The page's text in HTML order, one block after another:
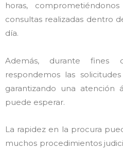
horas,
consultas realizadas dentro
día.
Además, durante fines
respondemos las
garantizando una atención
puede esperar.
La rapidez en la procura
muchos procedimientos